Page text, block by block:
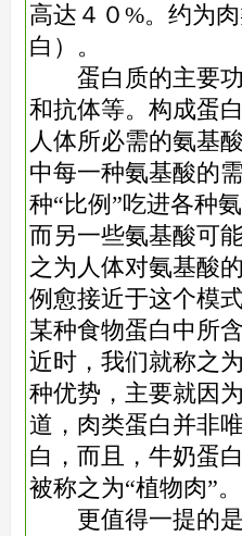
高达４０%。约为
白）。
蛋白质的主要功
和抗体等。构成蛋
人体所必需的氨基
中每一种氨基酸的
种“比例”吃进各种
而另一些氨基酸可
之为人体对氨基酸
例愈接近于这个模
某种食物蛋白中所
近时，我们就称之
种优势，主要就因
道，肉类蛋白并非
白，而且，牛奶蛋
被称之为“植物肉”。
更值得一提的是